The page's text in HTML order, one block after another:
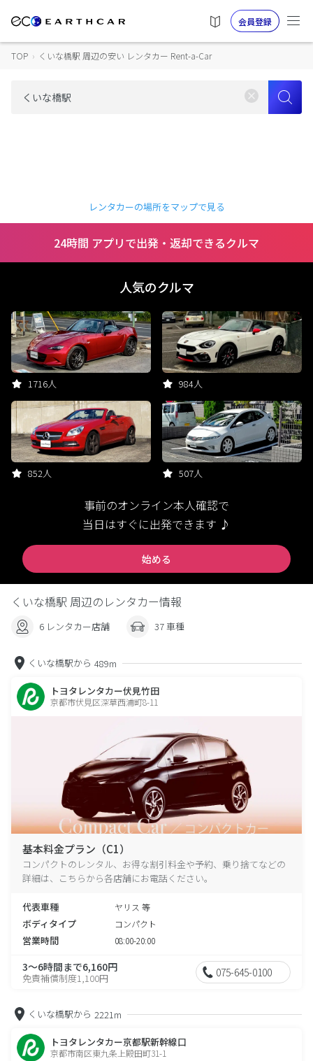
会員登録
TOP › くいな橋駅 周辺の安い レンタカー Rent-a-Car
レンタカーの場所をマップで見る
24時間 アプリで出発・返却できるクルマ
人気のクルマ
1716人 984人
852人 507人
事前のオンライン本人確認で
当日はすぐに出発できます ♪
始める
くいな橋駅 周辺のレンタカー情報
6 レンタカー店舗 37 車種
くいな橋駅から 489m
トヨタレンタカー伏見竹田
京都市伏見区深草西浦町8-11
基本料金プラン（C1）
コンパクトのレンタル、お得な割引料金や予約、乗り捨てなどの
詳細は、こちらから各店舗にお電話ください。
代表車種 ヤリス 等
ボディタイプ コンパクト
営業時間 08:00-20:00
3～6時間まで6,160円
免責補償制度1,100円 075-645-0100
くいな橋駅から 2221m
トヨタレンタカー京都駅新幹線口
京都市南区東九条上殿田町31-1